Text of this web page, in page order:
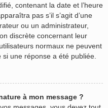
contenant la date et l’heure
pas s’il s’agit d’une
ou un administrateur,
discrète concernant leur
normaux ne peuvent
une réponse a été publiée.
à mon message ?